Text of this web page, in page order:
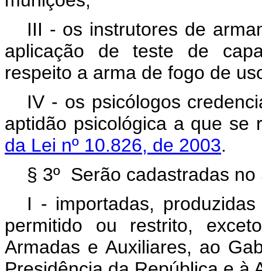
III - os instrutores de
aplicação de teste de
respeito a arma de fogo de
IV - os psicólogos
aptidão psicológica a que se
da Lei nº 10.826, de 2003.
§ 3º Serão cadastradas
I - importadas,
permitido ou restrito,
Armadas e Auxiliares, ao